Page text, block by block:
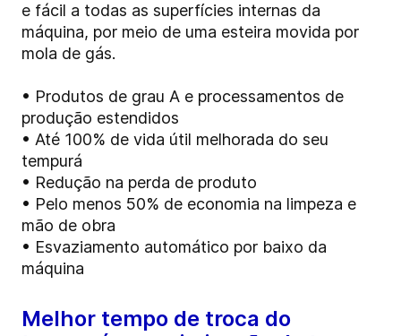
e fácil a todas as superfícies internas da
máquina, por meio de uma esteira movida por
mola de gás.
• Produtos de grau A e processamentos de
produção estendidos
• Até 100% de vida útil melhorada do seu
tempurá
• Redução na perda de produto
• Pelo menos 50% de economia na limpeza e
mão de obra
• Esvaziamento automático por baixo da
máquina
Melhor tempo de troca do